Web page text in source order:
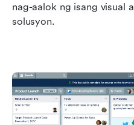
nag-aalok ng isang visual
solusyon.